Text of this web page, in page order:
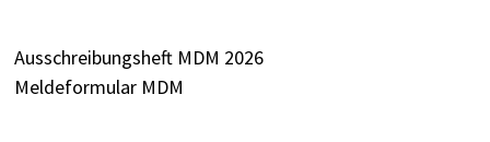
Ausschreibungsheft MDM 2026
Meldeformular MDM